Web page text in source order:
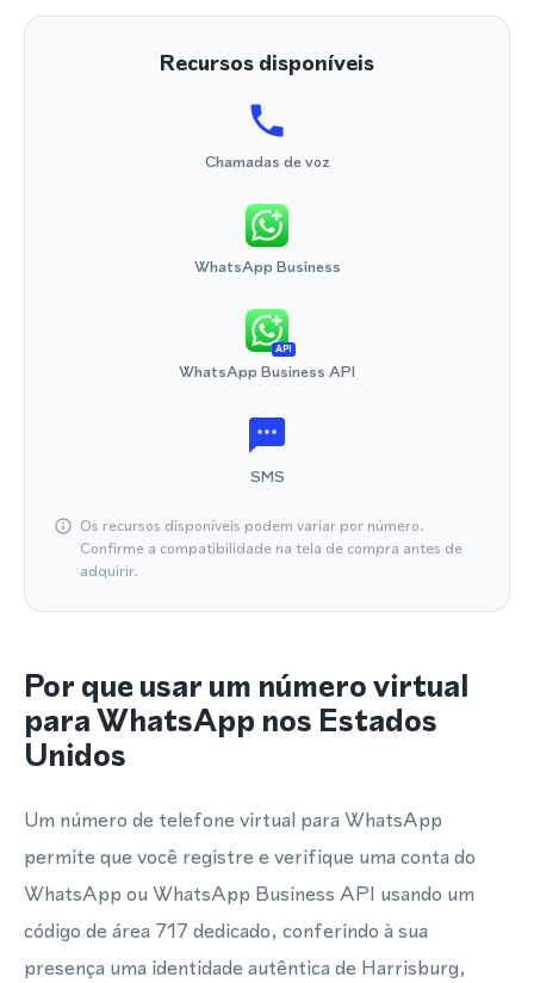
Recursos disponíveis
Chamadas de voz
WhatsApp Business
API
WhatsApp Business API
SMS
Os recursos disponíveis podem variar por número.
Confirme a compatibilidade na tela de compra antes de
adquirir.
Por que usar um número virtual
para WhatsApp nos Estados
Unidos
Um número de telefone virtual para WhatsApp
permite que você registre e verifique uma conta do
WhatsApp ou WhatsApp Business API usando um
código de área 717 dedicado, conferindo à sua
presença uma identidade autêntica de Harrisburg,